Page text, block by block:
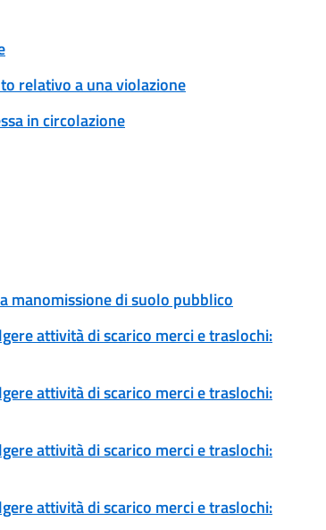
relativo a una violazione
in circolazione
manomissione di suolo pubblico
attività di scarico merci e traslochi:
attività di scarico merci e traslochi:
attività di scarico merci e traslochi:
attività di scarico merci e traslochi: